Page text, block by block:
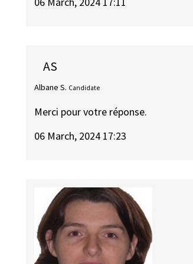
AS
Albane S. Candidate
Merci pour votre réponse.
06 March, 2024 17:23